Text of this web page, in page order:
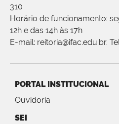
310
Horário de funcionamento:
12h e das 14h às 17h
E-mail: reitoria@ifac.edu.br.
PORTAL INSTITUCIONAL
Ouvidoria
SEI